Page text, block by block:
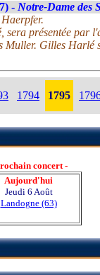
- Notre-Dame des
présentée par
Muller. Gilles Harlé
1794 1795
concert -
Aujourd'hui
Jeudi 6 Août
Landogne (63)